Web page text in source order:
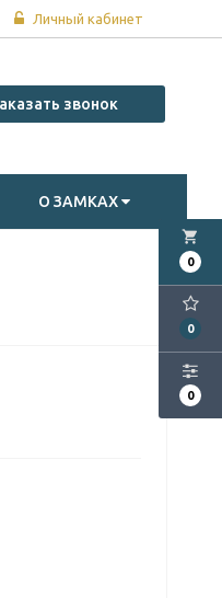
Личный кабинет
звонок
О ЗАМКАХ
local_grocery_store
0
0
0